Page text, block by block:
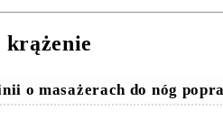
krążenie
o masażerach do nóg